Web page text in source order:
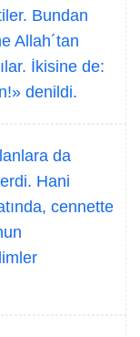
Bundan
Allah´tan
İkisine de:
denildi.
da
Hani
cennette